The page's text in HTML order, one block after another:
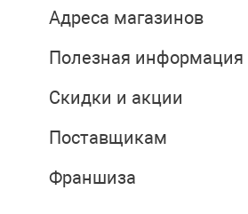
Адреса магазинов
Полезная информация
Скидки и акции
Поставщикам
Франшиза